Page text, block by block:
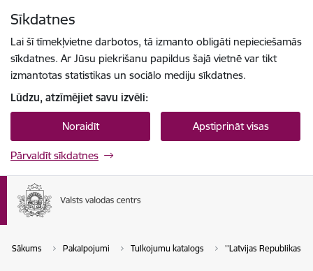
Sīkdatnes
Lai šī tīmekļvietne darbotos, tā izmanto obligāti nepieciešamās
sīkdatnes. Ar Jūsu piekrišanu papildus šajā vietnē var tikt
izmantotas statistikas un sociālo mediju sīkdatnes.
Lūdzu, atzīmējiet savu izvēli:
Noraidīt Apstiprināt visas
Pārvaldīt sīkdatnes
Sākums Pakalpojumi Tulkojumu katalogs ''Latvijas Republikas